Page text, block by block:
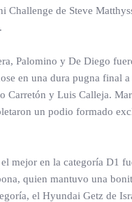
Challenge de Steve
Palomino y De Diego
en una dura pugna final
Carretón y Luis Calleja.
un podio formado
mejor en la categoría D1
quien mantuvo una
el Hyundai Getz de